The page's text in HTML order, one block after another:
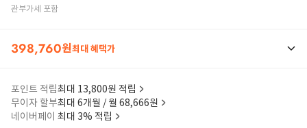
관부가세 포함
398,760원최대 혜택가
포인트 적립최대 13,800원 적립
무이자 할부최대 6개월 / 월 68,666원
네이버페이 최대 3% 적립